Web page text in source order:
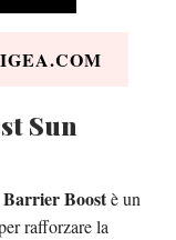
Sun
Barrier Boostè un
rafforzare la